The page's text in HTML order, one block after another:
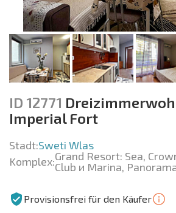
ID 12771
Imperial Fort
Stadt:Sweti Wlas
Komplex:Grand Resort: Sea,
Club и Marina,
Provisionsfrei für den Käufer